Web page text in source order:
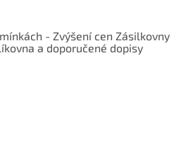
- Zvýšení cen Zásilkovny
a doporučené dopisy